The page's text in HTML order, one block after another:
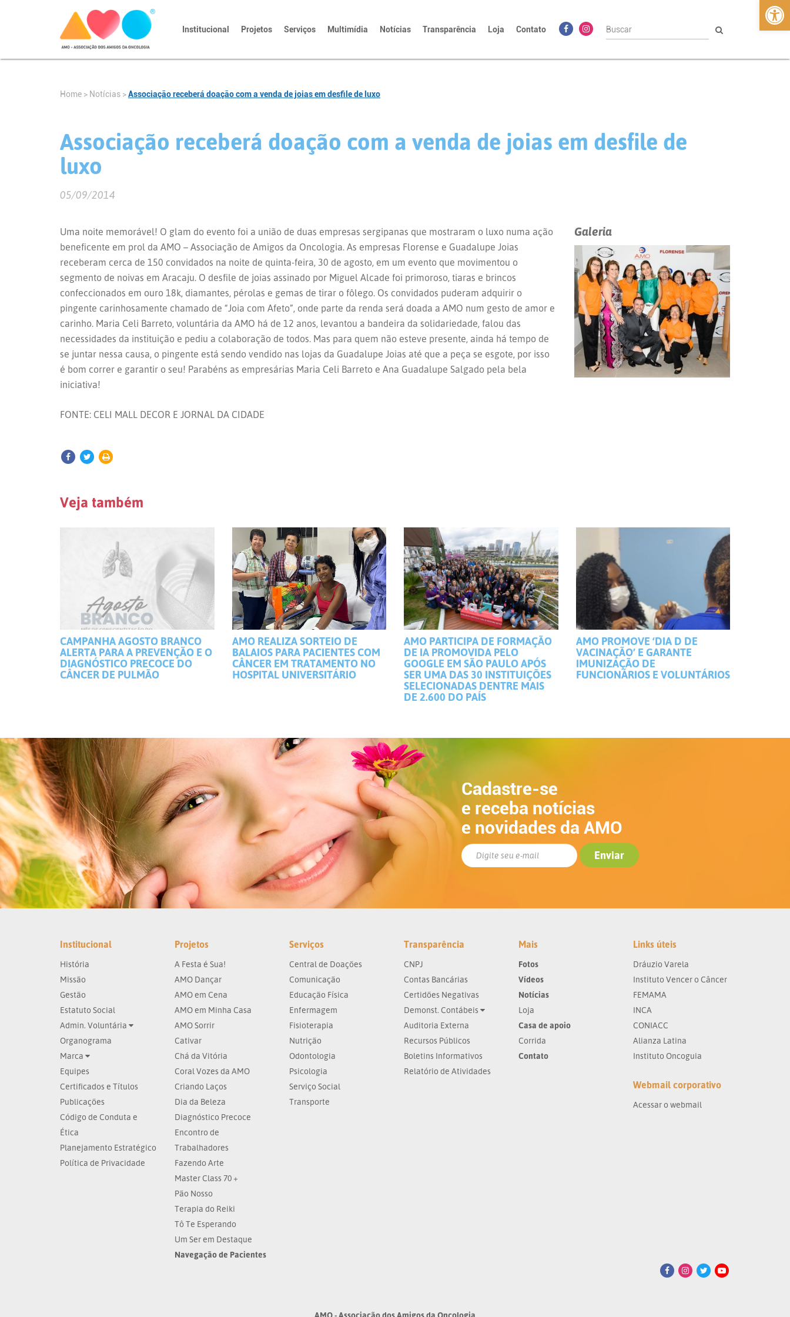
Institucional Projetos Serviços Multimídia Notícias Transparência Loja Contato
Home > Notícias >Associação receberá doação com a venda de joias em desfile de luxo
Associação receberá doação com a venda de joias em desfile de
luxo
05/09/2014
Galeria
Uma noite memorável! O glam do evento foi a união de duas empresas sergipanas que mostraram o luxo numa ação
beneficente em prol da AMO – Associação de Amigos da Oncologia. As empresas Florense e Guadalupe Joias
receberam cerca de 150 convidados na noite de quinta-feira, 30 de agosto, em um evento que movimentou o
segmento de noivas em Aracaju. O desfile de joias assinado por Miguel Alcade foi primoroso, tiaras e brincos
confeccionados em ouro 18k, diamantes, pérolas e gemas de tirar o fôlego. Os convidados puderam adquirir o
pingente carinhosamente chamado de “Joia com Afeto”, onde parte da renda será doada a AMO num gesto de amor e
carinho. Maria Celi Barreto, voluntária da AMO há de 12 anos, levantou a bandeira da solidariedade, falou das
necessidades da instituição e pediu a colaboração de todos. Mas para quem não esteve presente, ainda há tempo de
se juntar nessa causa, o pingente está sendo vendido nas lojas da Guadalupe Joias até que a peça se esgote, por isso
é bom correr e garantir o seu! Parabéns as empresárias Maria Celi Barreto e Ana Guadalupe Salgado pela bela
iniciativa!
FONTE: CELI MALL DECOR E JORNAL DA CIDADE
Veja também
CAMPANHA AGOSTO BRANCO
ALERTA PARA A PREVENÇÃO E O
DIAGNÓSTICO PRECOCE DO
CÂNCER DE PULMÃO
AMO REALIZA SORTEIO DE
BALAIOS PARA PACIENTES COM
CÂNCER EM TRATAMENTO NO
HOSPITAL UNIVERSITÁRIO
AMO PARTICIPA DE FORMAÇÃO
DE IA PROMOVIDA PELO
GOOGLE EM SÃO PAULO APÓS
SER UMA DAS 30 INSTITUIÇÕES
SELECIONADAS DENTRE MAIS
DE 2.600 DO PAÍS
AMO PROMOVE ‘DIA D DE
VACINAÇÃO’ E GARANTE
IMUNIZAÇÃO DE
FUNCIONÁRIOS E VOLUNTÁRIOS
Cadastre-se
e receba notícias
e novidades da AMO
Institucional
História
Missão
Gestão
Estatuto Social
Admin. Voluntária
Organograma
Marca
Equipes
Certificados e Títulos
Publicações
Código de Conduta e
Ética
Planejamento Estratégico
Política de Privacidade
Projetos
A Festa é Sua!
AMO Dançar
AMO em Cena
AMO em Minha Casa
AMO Sorrir
Cativar
Chá da Vitória
Coral Vozes da AMO
Criando Laços
Dia da Beleza
Diagnóstico Precoce
Encontro de
Trabalhadores
Fazendo Arte
Master Class 70 +
Pão Nosso
Terapia do Reiki
Tô Te Esperando
Um Ser em Destaque
Navegação de Pacientes
Serviços
Central de Doações
Comunicação
Educação Física
Enfermagem
Fisioterapia
Nutrição
Odontologia
Psicologia
Serviço Social
Transporte
Transparência
CNPJ
Contas Bancárias
Certidões Negativas
Demonst. Contábeis
Auditoria Externa
Recursos Públicos
Boletins Informativos
Relatório de Atividades
Mais
Fotos
Vídeos
Notícias
Loja
Casa de apoio
Corrida
Contato
Links úteis
Dráuzio Varela
Instituto Vencer o Câncer
FEMAMA
INCA
CONIACC
Alianza Latina
Instituto Oncoguia
Webmail corporativo
Acessar o webmail